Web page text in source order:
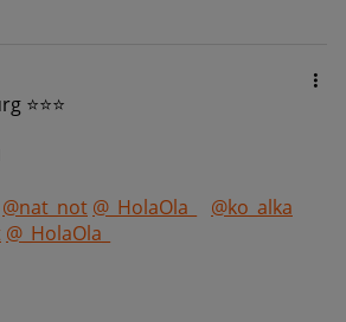
⭐⭐⭐
@nat_not @_HolaOla_
@ko_alka
@_HolaOla_